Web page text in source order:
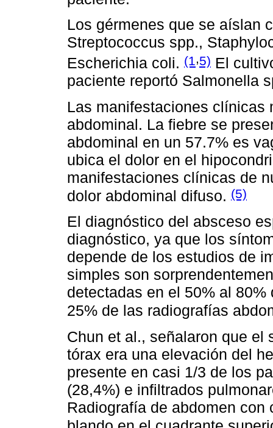
Los gérmenes que se aíslan
Streptococcus spp.,
Escherichia coli. (1,5) El
paciente reportó Salmonella
Las manifestaciones clínicas
abdominal. La fiebre se
abdominal en un 57.7% es
ubica el dolor en el
manifestaciones clínicas de
dolor abdominal difuso. (5)
El diagnóstico del absceso
diagnóstico, ya que los
depende de los estudios de
simples son
detectadas en el 50% al
25% de las radiografías
Chun et al., señalaron que el
tórax era una elevación del
presente en casi 1/3 de los
(28,4%) e infiltrados
Radiografía de abdomen